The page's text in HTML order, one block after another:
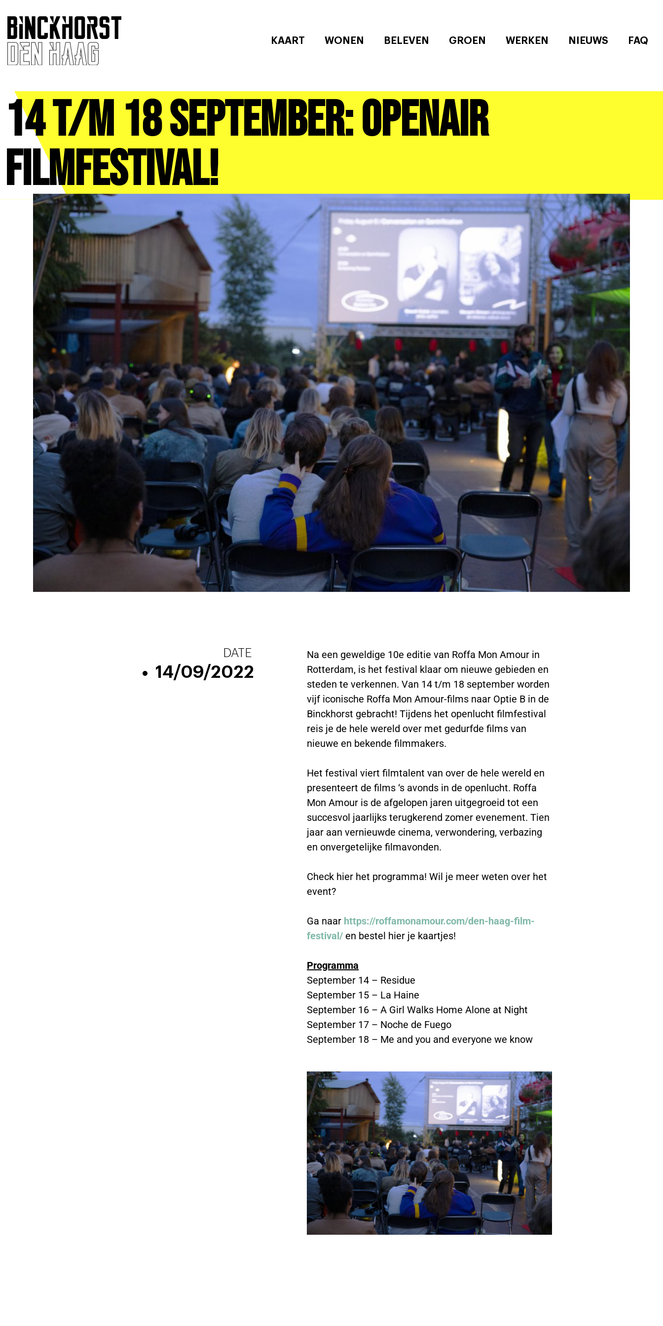
KAART WONEN BELEVEN GROEN WERKEN NIEUWS FAQ
14 t/m 18 september: OpenAir
Filmfestival!
DATE
14/09/2022
Na een geweldige 10e editie van Roffa Mon Amour in
Rotterdam, is het festival klaar om nieuwe gebieden en
steden te verkennen. Van 14 t/m 18 september worden
vijf iconische Roffa Mon Amour-films naar Optie B in de
Binckhorst gebracht! Tijdens het openlucht filmfestival
reis je de hele wereld over met gedurfde films van
nieuwe en bekende filmmakers.
Het festival viert filmtalent van over de hele wereld en
presenteert de films ‘s avonds in de openlucht. Roffa
Mon Amour is de afgelopen jaren uitgegroeid tot een
succesvol jaarlijks terugkerend zomer evenement. Tien
jaar aan vernieuwde cinema, verwondering, verbazing
en onvergetelijke filmavonden.
Check hier het programma! Wil je meer weten over het
event?
Ga naar https://roffamonamour.com/den-haag-film-
festival/ en bestel hier je kaartjes!
Programma
September 14 – Residue
September 15 – La Haine
September 16 – A Girl Walks Home Alone at Night
September 17 – Noche de Fuego
September 18 – Me and you and everyone we know